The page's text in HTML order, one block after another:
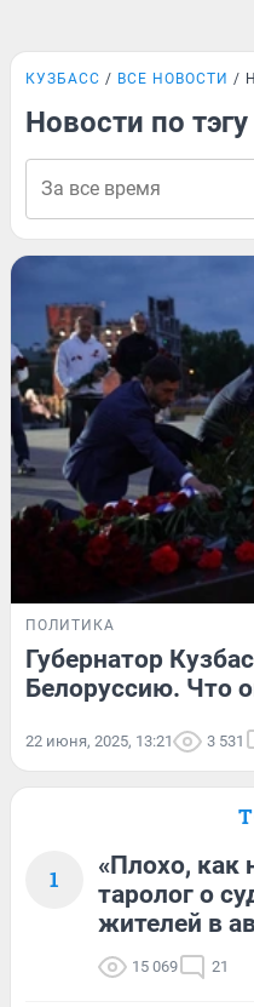
КУЗБАСС ВСЕ НОВОСТИ
Новости по
ПОЛИТИКА
Губернатор
Белоруссию. Что
22 июня, 2025, 13:21 3 531
1
«Плохо, как
таролог о
жителей в
15 069 21